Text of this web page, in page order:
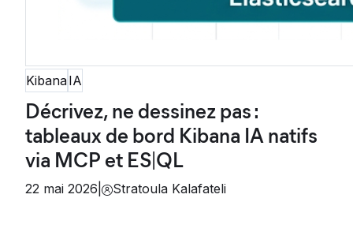
KibanaIA
Décrivez, ne dessinez pas :
tableaux de bord Kibana IA natifs
via MCP et ES|QL
22 mai 2026 Stratoula Kalafateli